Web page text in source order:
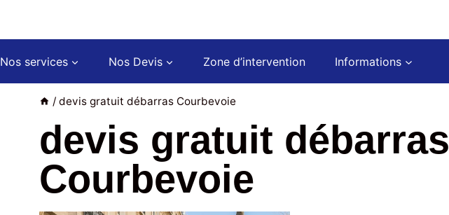
Nos services Nos Devis Zone d’intervention Informations
/ devis gratuit débarras Courbevoie
devis gratuit débarras
Courbevoie